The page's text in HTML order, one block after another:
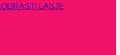
LASJE